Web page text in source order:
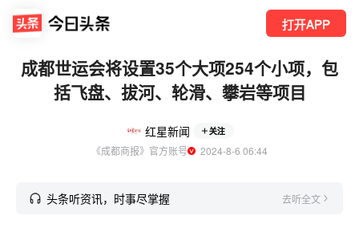
打开APP
成都世运会将设置35个大项254个小项，包
括飞盘、拔河、轮滑、攀岩等项目
红星新闻 关注
《成都商报》官方账号
  2024-8-6 06:44
头条听资讯，时事尽掌握 去听全文